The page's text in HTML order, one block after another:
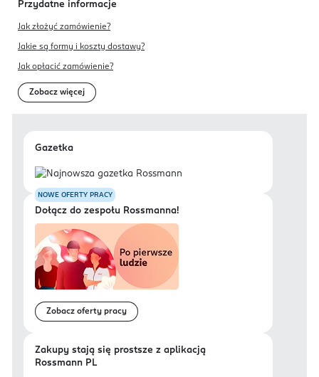
Przydatne informacje
Jak złożyć zamówienie?
Jakie są formy i koszty dostawy?
Jak opłacić zamówienie?
Zobacz więcej
Gazetka
NOWE OFERTY PRACY
Dołącz do zespołu Rossmanna!
Zobacz oferty pracy
Zakupy stają się prostsze z aplikacją
Rossmann PL